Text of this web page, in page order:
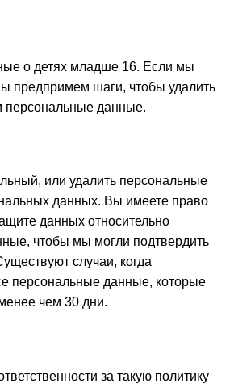
о детях младше 16. Если мы
предпримем шаги, чтобы удалить
персональные данные.
или удалить персональные
данных. Вы имеете право
данных относительно
чтобы мы могли подтвердить
случаи, когда
персональные данные, которые
чем 30 дни.
за такую ​​политику